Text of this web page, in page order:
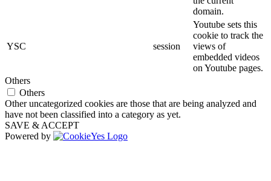
domain.
YSC session
Youtube sets this
cookie to track the
views of
embedded videos
on Youtube pages.
Others
Others
Other uncategorized cookies are those that are being analyzed and
have not been classified into a category as yet.
SAVE & ACCEPT
Powered by